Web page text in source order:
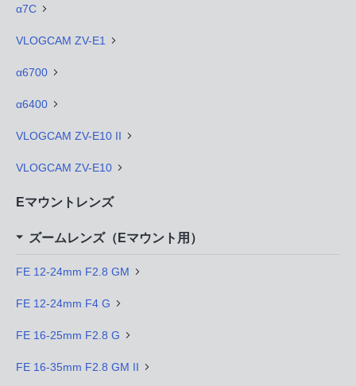
α7C
VLOGCAM ZV-E1
α6700
α6400
VLOGCAM ZV-E10 II
VLOGCAM ZV-E10
Eマウントレンズ
ズームレンズ（Eマウント用）
FE 12-24mm F2.8 GM
FE 12-24mm F4 G
FE 16-25mm F2.8 G
FE 16-35mm F2.8 GM II